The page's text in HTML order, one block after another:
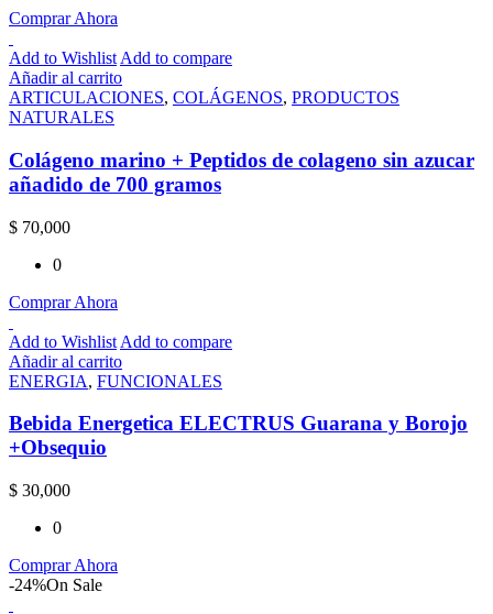
Comprar Ahora
Add to Wishlist Add to compare
Añadir al carrito
ARTICULACIONES, COLÁGENOS, PRODUCTOS
NATURALES
Colágeno marino + Peptidos de colageno sin azucar
añadido de 700 gramos
$ 70,000
0
Comprar Ahora
Add to Wishlist Add to compare
Añadir al carrito
ENERGIA, FUNCIONALES
Bebida Energetica ELECTRUS Guarana y Borojo
+Obsequio
$ 30,000
0
Comprar Ahora
-24%On Sale